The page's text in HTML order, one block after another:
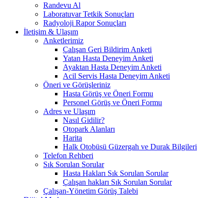
Randevu Al
Laboratuvar Tetkik Sonuçları
Radyoloji Rapor Sonuçları
İletişim & Ulaşım
Anketlerimiz
Çalışan Geri Bildirim Anketi
Yatan Hasta Deneyim Anketi
Ayaktan Hasta Deneyim Anketi
Acil Servis Hasta Deneyim Anketi
Öneri ve Görüşleriniz
Hasta Görüş ve Öneri Formu
Personel Görüş ve Öneri Formu
Adres ve Ulaşım
Nasıl Gidilir?
Otopark Alanları
Harita
Halk Otobüsü Güzergah ve Durak Bilgileri
Telefon Rehberi
Sık Sorulan Sorular
Hasta Hakları Sık Sorulan Sorular
Çalışan hakları Sık Sorulan Sorular
Çalışan-Yönetim Görüş Talebi